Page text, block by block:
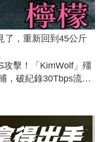
了，重新回到45公斤
攻擊！「KimWolf」殭
，破紀錄30Tbps流量